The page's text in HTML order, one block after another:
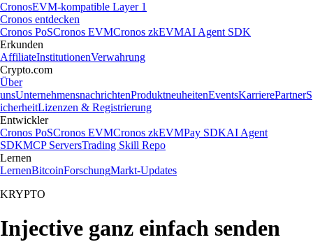
CronosEVM-kompatible Layer 1
Cronos entdecken
Cronos PoSCronos EVMCronos zkEVMAI Agent SDK
Erkunden
AffiliateInstitutionenVerwahrung
Crypto.com
Über
unsUnternehmensnachrichtenProduktneuheitenEventsKarrierePartnerS
icherheitLizenzen & Registrierung
Entwickler
Cronos PoSCronos EVMCronos zkEVMPay SDKAI Agent
SDKMCP ServersTrading Skill Repo
Lernen
LernenBitcoinForschungMarkt-Updates
KRYPTO
Injective ganz einfach senden